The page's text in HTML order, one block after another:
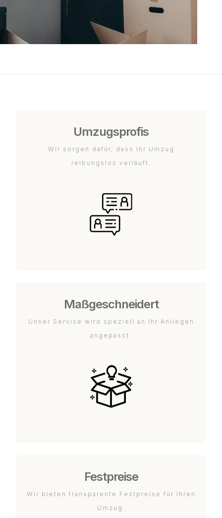
Umzugsprofis
Wir sorgen dafür, dass Ihr Umzug
reibungslos verläuft.
Maßgeschneidert
Unser Service wird speziell an Ihr Anliegen
angepasst.
Festpreise
Wir bieten transparente Festpreise für Ihren
Umzug.